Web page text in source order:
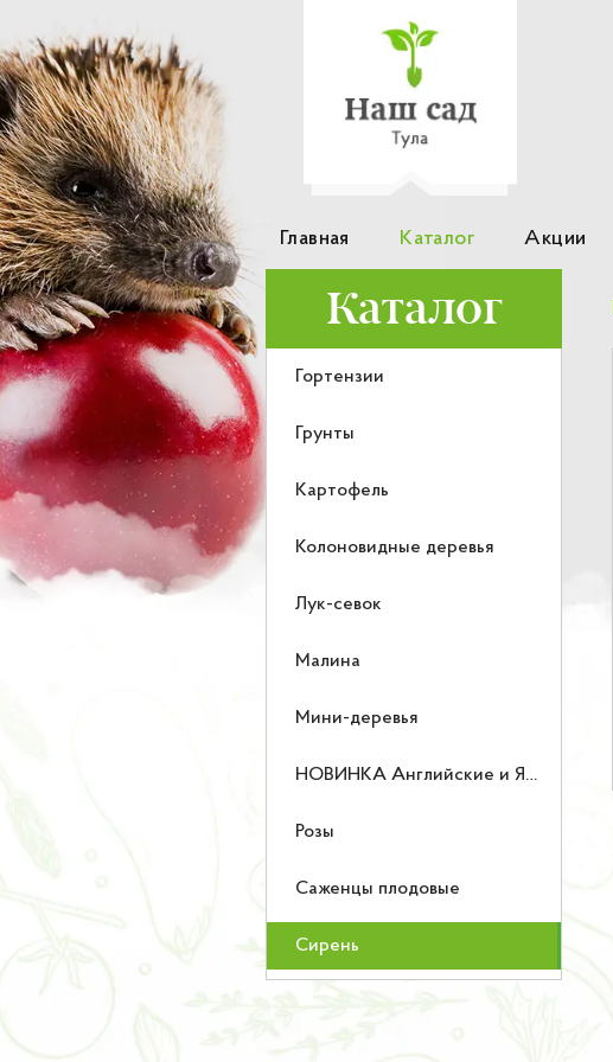
Главная Каталог Акции
Каталог
Гортензии
Грунты
Картофель
Колоновидные деревья
Лук-севок
Малина
Мини-деревья
НОВИНКА Английские и Японские розы
Розы
Саженцы плодовые
Сирень